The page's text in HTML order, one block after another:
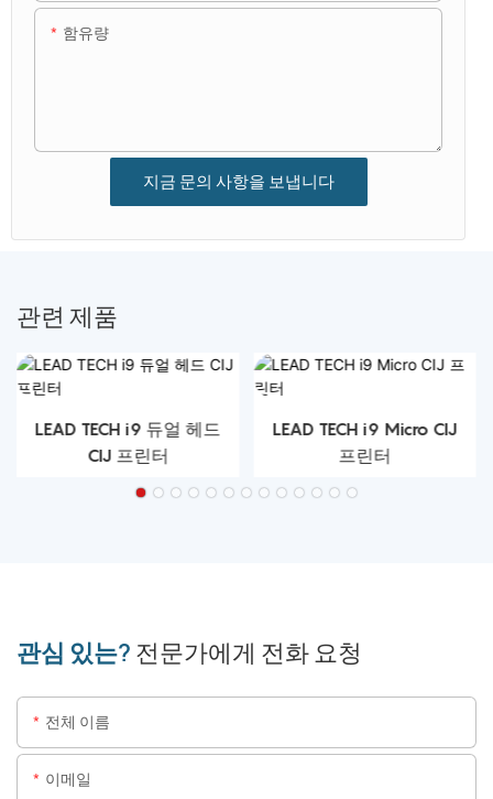
함유량
지금 문의 사항을 보냅니다
관련 제품
LEAD TECH i9 듀얼 헤드
CIJ 프린터
LEAD TECH i9 Micro CIJ
프린터
관심 있는? 전문가에게 전화 요청
전체 이름
이메일